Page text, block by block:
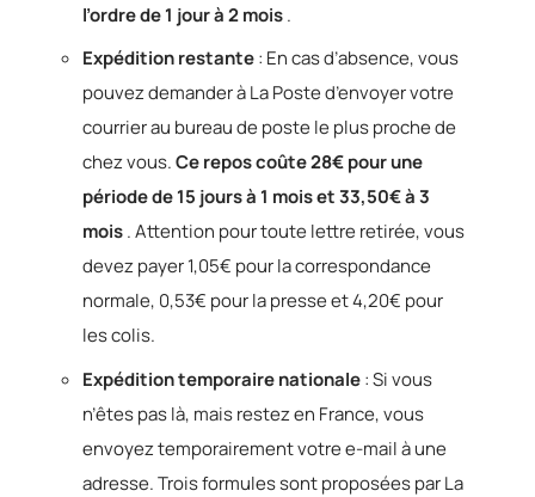
l’ordre de 1 jour à 2 mois.
Expédition restante: En cas d’absence, vous
pouvez demander à La Poste d’envoyer votre
courrier au bureau de poste le plus proche de
chez vous.Ce repos coûte 28€ pour une
période de 15 jours à 1 mois et 33,50€ à 3
mois. Attention pour toute lettre retirée, vous
devez payer 1,05€ pour la correspondance
normale, 0,53€ pour la presse et 4,20€ pour
les colis.
Expédition temporaire nationale: Si vous
n’êtes pas là, mais restez en France, vous
envoyez temporairement votre e-mail à une
adresse. Trois formules sont proposées par La